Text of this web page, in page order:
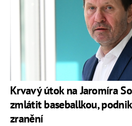
Krvavý útok na Jaromíra
zmlátit baseballkou,
zranění